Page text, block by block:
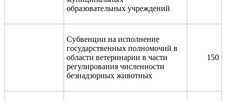
образовательных учреждений
Субвенции на исполнение
государственных полномочий в
области ветеринарии в части
регулирования численности
безнадзорных животных
150